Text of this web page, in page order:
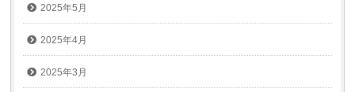
2025年5月
2025年4月
2025年3月